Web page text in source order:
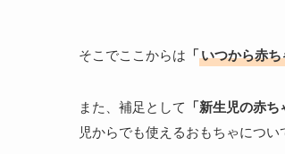
そこでここからは 「いつから赤
また、補足として 「新生児の赤
児からでも使えるおもちゃについ